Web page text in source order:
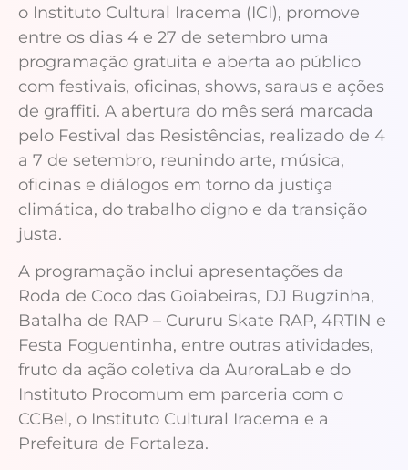
o Instituto Cultural Iracema (ICI), promove
entre os dias 4 e 27 de setembro uma
programação gratuita e aberta ao público
com festivais, oficinas, shows, saraus e ações
de graffiti. A abertura do mês será marcada
pelo Festival das Resistências, realizado de 4
a 7 de setembro, reunindo arte, música,
oficinas e diálogos em torno da justiça
climática, do trabalho digno e da transição
justa.
A programação inclui apresentações da
Roda de Coco das Goiabeiras, DJ Bugzinha,
Batalha de RAP – Cururu Skate RAP, 4RTIN e
Festa Foguentinha, entre outras atividades,
fruto da ação coletiva da AuroraLab e do
Instituto Procomum em parceria com o
CCBel, o Instituto Cultural Iracema e a
Prefeitura de Fortaleza.